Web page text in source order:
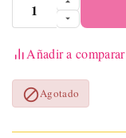
Añadir a comparar
Agotado